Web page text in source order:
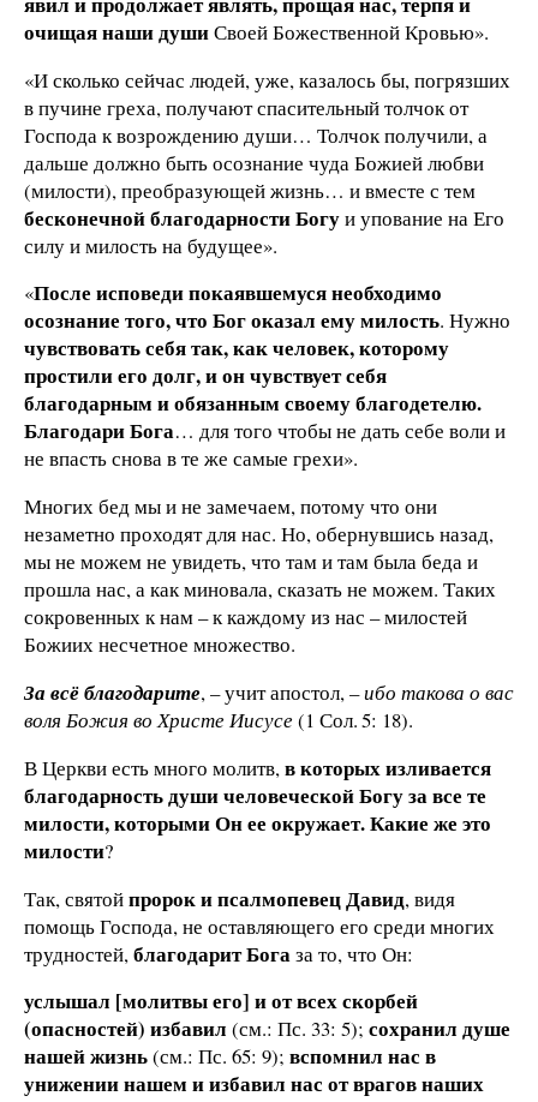
очищая наши душиСвоей Божественной Кровью».
«И сколько сейчас людей, уже, казалось бы, погрязших
в пучине греха, получают спасительный толчок от
Господа к возрождению души… Толчок получили, а
дальше должно быть осознание чуда Божией любви
(милости), преобразующей жизнь… и вместе с тем
бесконечной благодарности Богуи упование на Его
силу и милость на будущее».
«После исповеди покаявшемуся необходимо
осознание того, что Бог оказал ему милость. Нужно
чувствовать себя так, как человек, которому
простили его долг, и он чувствует себя
благодарным и обязанным своему благодетелю.
Благодари Бога… для того чтобы не дать себе воли и
не впасть снова в те же самые грехи».
Многих бед мы и не замечаем, потому что они
незаметно проходят для нас. Но, обернувшись назад,
мы не можем не увидеть, что там и там была беда и
прошла нас, а как миновала, сказать не можем. Таких
сокровенных к нам – к каждому из нас – милостей
Божиих несчетное множество.
За всё благодарите, – учит апостол, –ибо такова о вас
воля Божия во Христе Иисусе(1 Сол. 5: 18).
В Церкви есть много молитв,в которых изливается
благодарность души человеческой Богу за все те
милости, которыми Он ее окружает. Какие же это
милости?
Так, святойпророк и псалмопевец Давид, видя
помощь Господа, не оставляющего его среди многих
трудностей, благодарит Богаза то, что Он:
услышал [молитвы его] и от всех скорбей
(опасностей) избавил (см.: Пс. 33: 5); сохранил душе
нашей жизнь(см.: Пс. 65: 9); вспомнил нас в
унижении нашем и избавил нас от врагов наших